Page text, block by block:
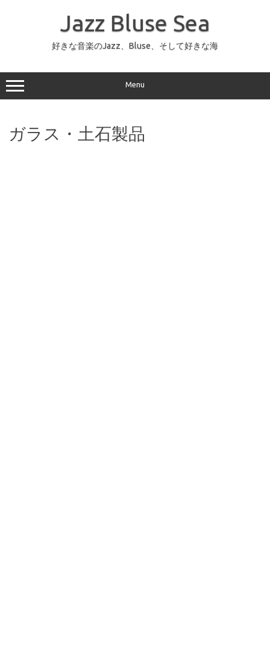
ッ
プ
Jazz Bluse Sea
好きな音楽のJazz、Bluse、そして好きな海
Menu
ガラス・土石製品